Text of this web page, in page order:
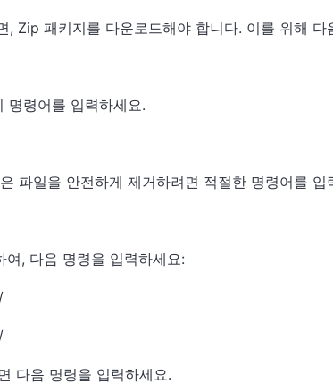
, Zip 패키지를 다운로드해야 합니다. 이를 위해 다
명령어를 입력하세요.
파일을 안전하게 제거하려면 적절한 명령어를 입
, 다음 명령을 입력하세요:
다음 명령을 입력하세요.